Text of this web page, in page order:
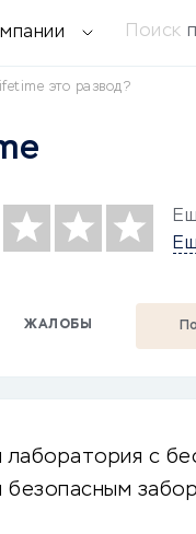
Поиск
это развод?
ЖАЛОБЫ
с
акции и низкие